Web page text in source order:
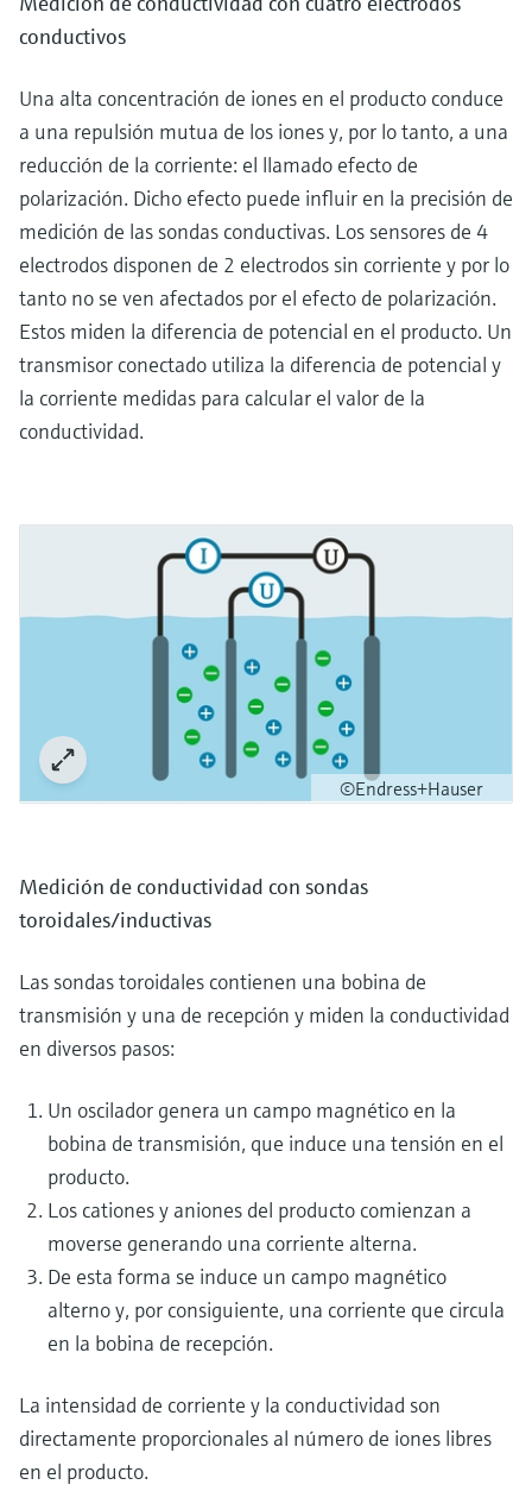
conductivos
Una alta concentración de iones en el producto conduce
a una repulsión mutua de los iones y, por lo tanto, a una
reducción de la corriente: el llamado efecto de
polarización. Dicho efecto puede influir en la precisión de
medición de las sondas conductivas. Los sensores de 4
electrodos disponen de 2 electrodos sin corriente y por lo
tanto no se ven afectados por el efecto de polarización.
Estos miden la diferencia de potencial en el producto. Un
transmisor conectado utiliza la diferencia de potencial y
la corriente medidas para calcular el valor de la
conductividad.
©Endress+Hauser
Medición de conductividad con sondas
toroidales/inductivas
Las sondas toroidales contienen una bobina de
transmisión y una de recepción y miden la conductividad
en diversos pasos:
Un oscilador genera un campo magnético en la
bobina de transmisión, que induce una tensión en el
producto.
Los cationes y aniones del producto comienzan a
moverse generando una corriente alterna.
De esta forma se induce un campo magnético
alterno y, por consiguiente, una corriente que circula
en la bobina de recepción.
La intensidad de corriente y la conductividad son
directamente proporcionales al número de iones libres
en el producto.